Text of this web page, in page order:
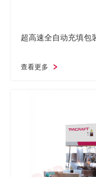
超高速全自动充填包
查看更多